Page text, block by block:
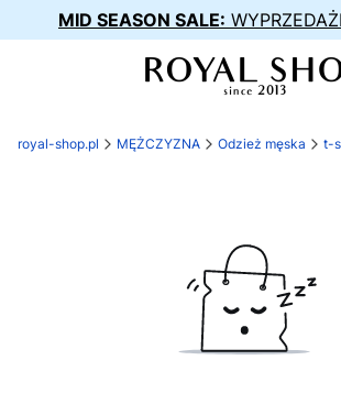
MID SEASON SALE:
royal-shop.pl MĘŻCZYZNA Odzież męska t-